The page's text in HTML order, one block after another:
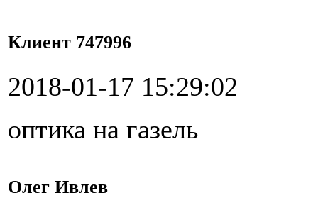
Клиент 747996
2018-01-17 15:29:02
оптика на газель
Олег Ивлев